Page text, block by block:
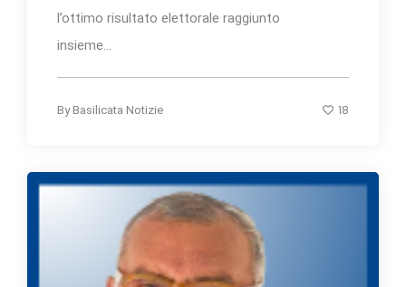
l’ottimo risultato elettorale raggiunto
insieme...
By Basilicata Notizie 18